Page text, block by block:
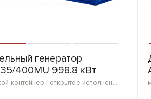
генератор
400MU 998.8 кВт
морской контейнер | открытое исполнение | блок-контейнер